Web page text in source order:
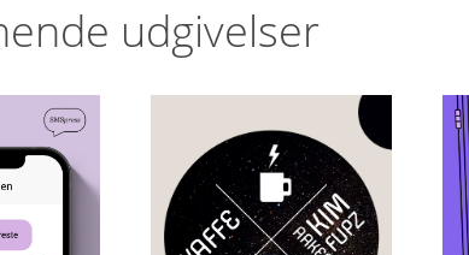
udgivelser
du Kaffe
Kim Fupz
Aakeson